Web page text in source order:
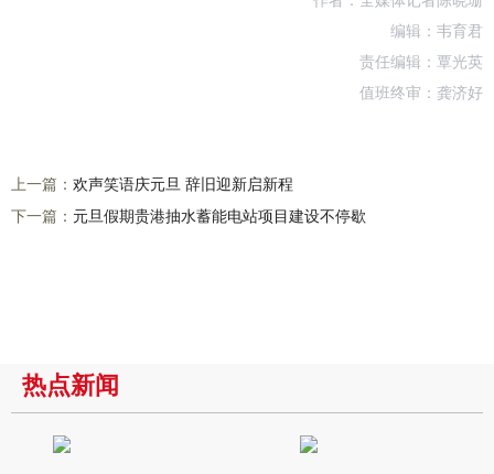
编辑：韦育君
责任编辑：覃光英
值班终审：龚济好
上一篇： 欢声笑语庆元旦 辞旧迎新启新程
下一篇： 元旦假期贵港抽水蓄能电站项目建设不停歇
热点新闻